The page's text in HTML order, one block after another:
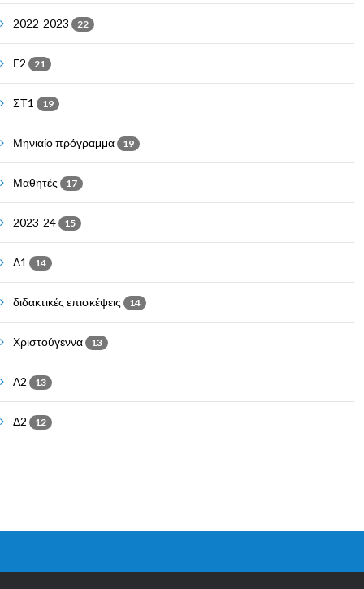
2022-2023 22
Γ2 21
ΣΤ1 19
Μηνιαίο πρόγραμμα 19
Μαθητές 17
2023-24 15
Δ1 14
διδακτικές επισκέψεις 14
Χριστούγεννα 13
Α2 13
Δ2 12